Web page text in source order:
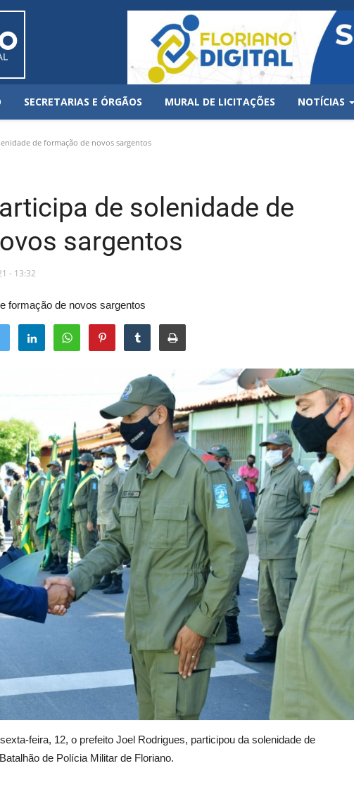
SECRETARIAS E ÓRGÃOS MURAL DE LICITAÇÕES NOTÍCIAS
de formação de novos sargentos
de solenidade de
sargentos
- 13:32
formação de novos sargentos
feira, 12, o prefeito Joel Rodrigues, participou da solenidade de
de Polícia Militar de Floriano.